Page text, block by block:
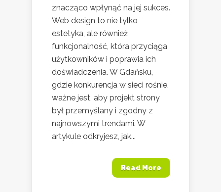
znacząco wpłynąć na jej sukces.
Web design to nie tylko
estetyka, ale również
funkcjonalność, która przyciąga
użytkowników i poprawia ich
doświadczenia. W Gdańsku,
gdzie konkurencja w sieci rośnie,
ważne jest, aby projekt strony
był przemyślany i zgodny z
najnowszymi trendami. W
artykule odkryjesz, jak...
Read More